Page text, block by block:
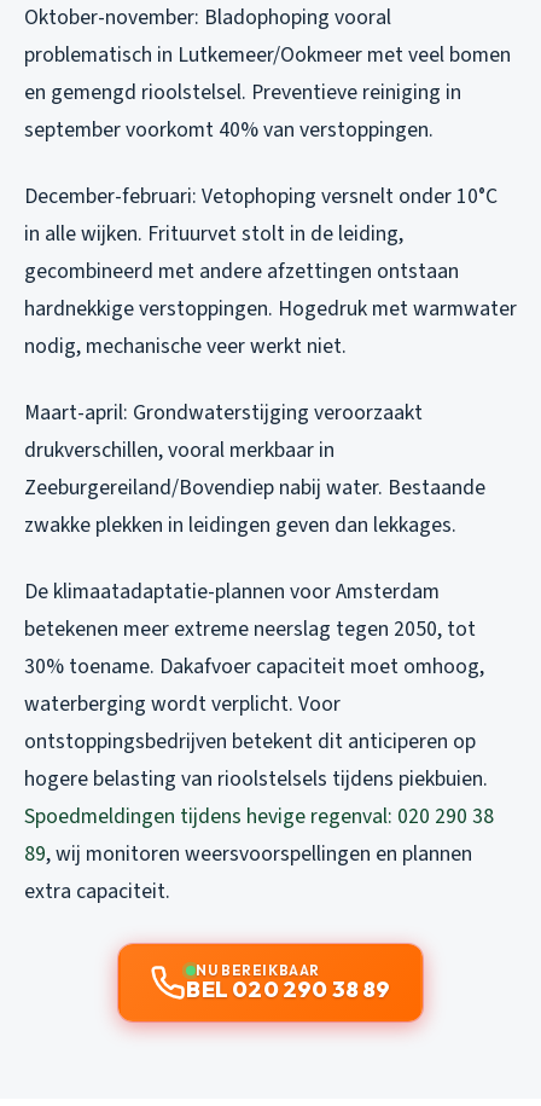
Oktober-november: Bladophoping vooral
problematisch in Lutkemeer/Ookmeer met veel bomen
en gemengd rioolstelsel. Preventieve reiniging in
september voorkomt 40% van verstoppingen.
December-februari: Vetophoping versnelt onder 10°C
in alle wijken. Frituurvet stolt in de leiding,
gecombineerd met andere afzettingen ontstaan
hardnekkige verstoppingen. Hogedruk met warmwater
nodig, mechanische veer werkt niet.
Maart-april: Grondwaterstijging veroorzaakt
drukverschillen, vooral merkbaar in
Zeeburgereiland/Bovendiep nabij water. Bestaande
zwakke plekken in leidingen geven dan lekkages.
De klimaatadaptatie-plannen voor Amsterdam
betekenen meer extreme neerslag tegen 2050, tot
30% toename. Dakafvoer capaciteit moet omhoog,
waterberging wordt verplicht. Voor
ontstoppingsbedrijven betekent dit anticiperen op
hogere belasting van rioolstelsels tijdens piekbuien.
Spoedmeldingen tijdens hevige regenval: 020 290 38
89, wij monitoren weersvoorspellingen en plannen
extra capaciteit.
NU BEREIKBAAR
BEL 020 290 38 89